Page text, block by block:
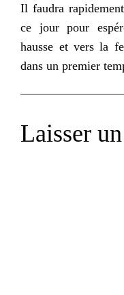
Il faudra
ce jour pour
hausse et vers la
dans un premier
Laisser